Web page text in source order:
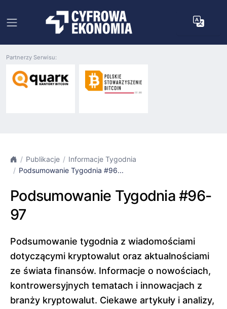
Partnerzy Serwisu:
Publikacje
Informacje Tygodnia
Podsumowanie Tygodnia #96...
Podsumowanie Tygodnia #96-
97
Podsumowanie tygodnia z wiadomościami
dotyczącymi kryptowalut oraz aktualnościami
ze świata finansów. Informacje o nowościach,
kontrowersyjnych tematach i innowacjach z
branży kryptowalut. Ciekawe artykuły i analizy,